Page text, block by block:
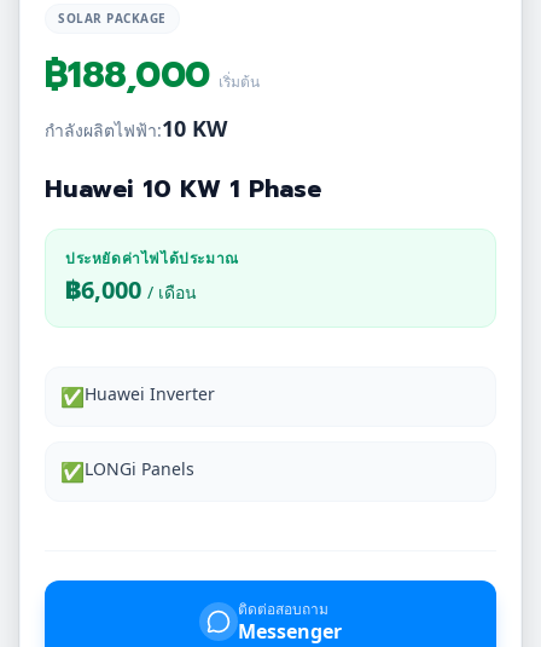
SOLAR PACKAGE
฿188,000 เริ่มต้น
กำลังผลิตไฟฟ้า:10 KW
Huawei 10 KW 1 Phase
ประหยัดค่าไฟได้ประมาณ
฿6,000 / เดือน
✅Huawei Inverter
✅LONGi Panels
ติดต่อสอบถาม
Messenger